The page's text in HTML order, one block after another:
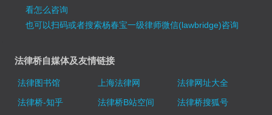
看怎么咨询
也可以扫码或者搜索杨春宝一级律师微信(lawbridge)咨询
法律桥自媒体及友情链接
法律图书馆 上海法律网
法律网址大全
法律桥-知乎
法律桥B站空间
法律桥搜狐号